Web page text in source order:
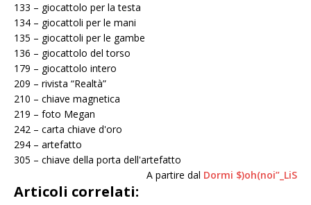
133 – giocattolo per la testa
134 – giocattoli per le mani
135 – giocattoli per le gambe
136 – giocattolo del torso
179 – giocattolo intero
209 – rivista “Realtà”
210 – chiave magnetica
219 – foto Megan
242 – carta chiave d'oro
294 – artefatto
305 – chiave della porta dell'artefatto
A partire dal Dormi $)oh(noi”_LiS
Articoli correlati: